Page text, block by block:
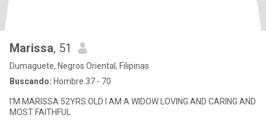
Marissa, 51
Dumaguete, Negros Oriental, Filipinas
Buscando: Hombre 37 - 70
I'M MARISSA 52YRS.OLD I AM A WIDOW LOVING AND CARING AND
MOST FAITHFUL